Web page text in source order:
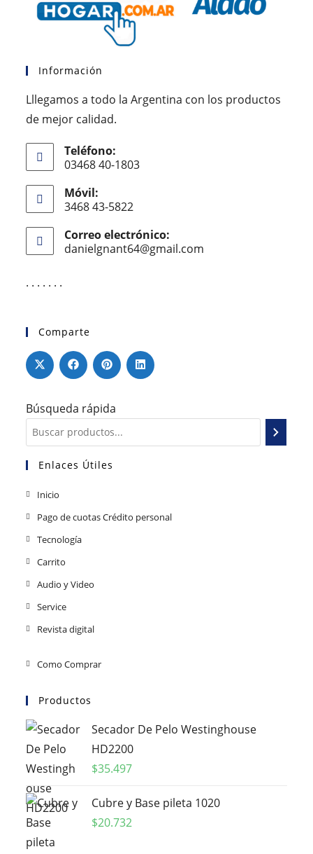
Información
Lllegamos a todo la Argentina con los productos
de mejor calidad.
Teléfono:
03468 40-1803
Móvil:
3468 43-5822
Correo electrónico:
danielgnant64@gmail.com
. . . . . . .
Comparte
Búsqueda rápida
Enlaces Útiles
Inicio
Pago de cuotas Crédito personal
Tecnología
Carrito
Audio y Video
Service
Revista digital
Como Comprar
Productos
Secador De Pelo Westinghouse
HD2200
$35.497
Cubre y Base pileta 1020
$20.732